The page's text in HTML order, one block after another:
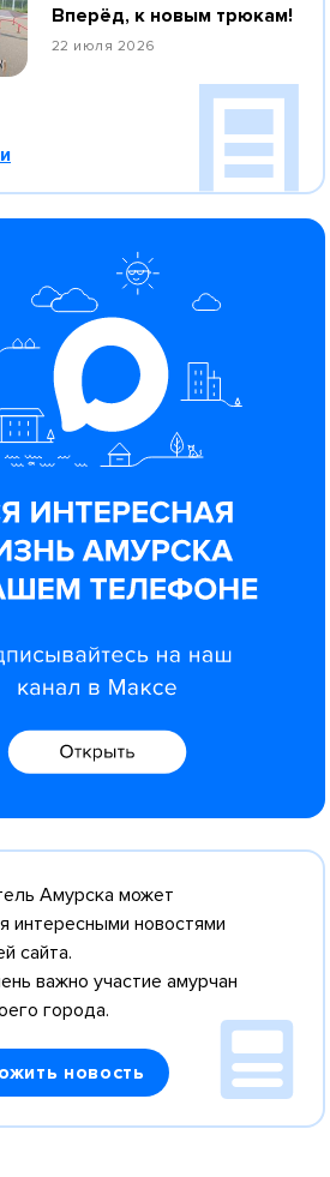
Вперёд, к новым трюкам!
22 июля 2026
Амурска может
интересными новостями
сайта.
важно участие амурчан
города.
новость